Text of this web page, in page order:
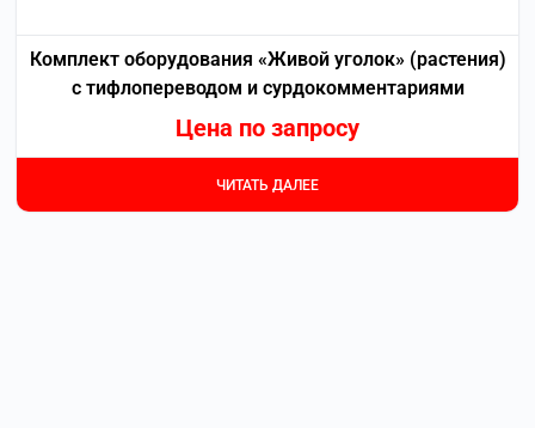
Комплект оборудования «Живой уголок» (растения)
с тифлопереводом и сурдокомментариями
Цена по запросу
ЧИТАТЬ ДАЛЕЕ